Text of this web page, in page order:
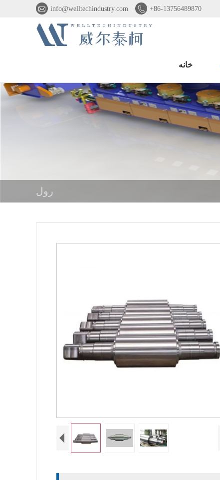
 info@welltechindustry.com  +86-13756489870
خانه
رول